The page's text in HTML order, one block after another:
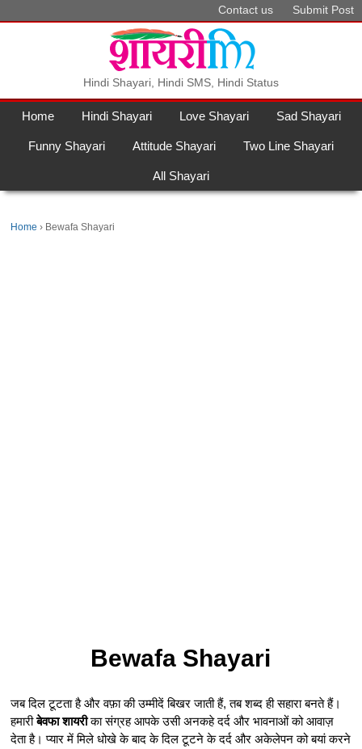
Contact us Submit Post
Hindi Shayari, Hindi SMS, Hindi Status
Home Hindi Shayari Love Shayari Sad Shayari
Funny Shayari Attitude Shayari Two Line Shayari
All Shayari
Home Bewafa Shayari
Bewafa Shayari
जब दिल टूटता है और वफ़ा की उम्मीदें बिखर जाती हैं, तब शब्द ही सहारा बनते हैं।
हमारीबेवफा शायरीका संग्रह आपके उसी अनकहे दर्द और भावनाओं को आवाज़
देता है। प्यार में मिले धोखे के बाद के दिल टूटने के दर्द और अकेलेपन को बयां करने